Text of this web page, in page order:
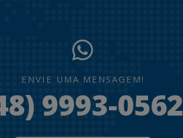
ENVIE UMA MENSAGEM!
9993-0562